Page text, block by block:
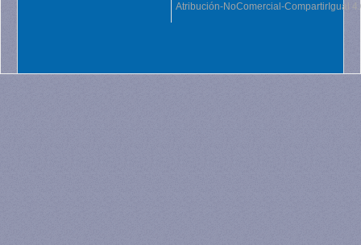
Atribución-NoComercial-CompartirIgual